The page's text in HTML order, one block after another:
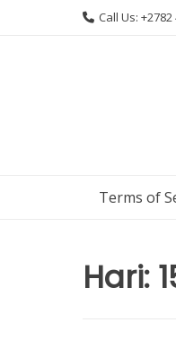
Call Us: +2782
Terms of
Hari: